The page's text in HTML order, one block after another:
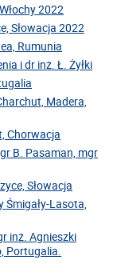
2022
Słowacja 2022
Rumunia
i dr inż. Ł. Żyłki
Madera,
Chorwacja
B. Pasaman, mgr
Słowacja
Śmigały-Lasota,
inż. Agnieszki
Portugalia.